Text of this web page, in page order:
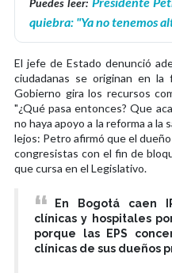
quiebra: "Ya no tenemos
El jefe de Estado denunció
ciudadanas se originan en
Gobierno gira los recursos
"¿Qué pasa entonces? Que
no haya apoyo a la reforma a la
lejos: Petro afirmó que el
congresistas con el fin de
que cursa en el Legislativo.
En Bogotá caen
clínicas y hospitales
porque las EPS
clínicas de sus dueños